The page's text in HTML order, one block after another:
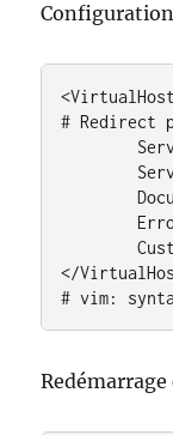
# Redirect
ErrorLog
</
# vim:
Redémarrage